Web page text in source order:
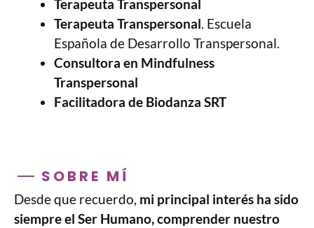
Terapeuta Transpersonal
Terapeuta Transpersonal. Escuela
Española de Desarrollo Transpersonal.
Consultora en Mindfulness
Transpersonal
Facilitadora de Biodanza SRT
SOBRE MÍ
Desde que recuerdo, mi principal interés ha sido
siempre el Ser Humano, comprender nuestro